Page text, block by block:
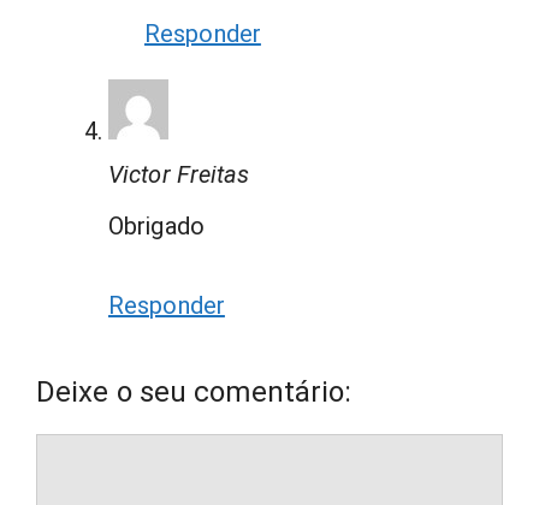
Responder
Victor Freitas
Obrigado
Responder
Deixe o seu comentário: